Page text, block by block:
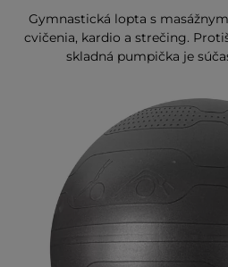
Gymnastická lopta s
cvičenia, kardio a strečing.
skladná pumpička je